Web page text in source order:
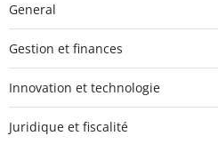
General
Gestion et finances
Innovation et technologie
Juridique et fiscalité